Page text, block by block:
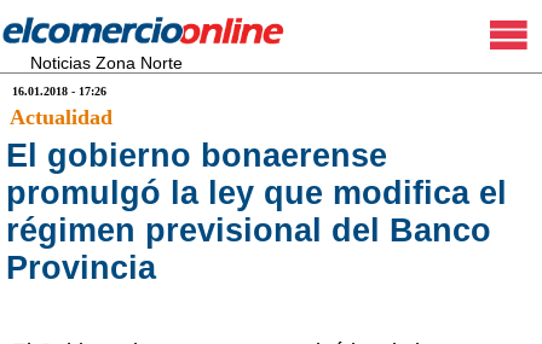
Noticias Zona Norte
16.01.2018 - 17:26
Actualidad
El gobierno bonaerense
promulgó la ley que modifica el
régimen previsional del Banco
Provincia